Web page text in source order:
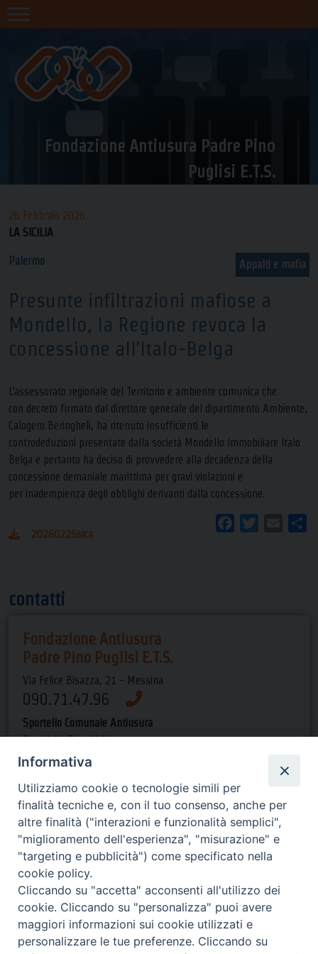
Skip
to
Fondazione Antiusura Padre Pino
Puglisi E.T.S.
contatti
Fondazione Antiusura
Padre Pino Puglisi E.T.S.
Via Felice Bisazza, 21 - Messina
090.71.47.96
Sportello Comunale Antiusura
P.za della Repubblica
(presso Pal. Satellite) - ME
Orari di apertura
dal lun al gio dalle 9 alle 13 e
dalle 15 alle 19, il ven dalle 9 alle 13-->
invia una email
26 Febbraio 2026
LA SICILIA
Appalti e mafia
Palermo
Presunte infiltrazioni mafiose a
Mondello, la Regione revoca la
concessione all’Italo-Belga
L’assessorato regionale del Territorio e ambiente comunica che
con decreto firmato dal direttore generale del dipartimento Ambiente,
Calogero Beringheli, ha ritenuto insufficienti le
controdeduzioni presentate dalla società Mondello Immobiliare Italo
Belga e pertanto ha deciso di provvedere alla decadenza della
concessione demaniale marittima per gravi violazioni e
per inadempienza degli obblighi derivanti dalla concessione.
Facebook Email
20260226sica
Informativa
Utilizziamo cookie o tecnologie simili per
finalità tecniche e, con il tuo consenso, anche per
altre finalità ("interazioni e funzionalità semplici",
"miglioramento dell'esperienza", "misurazione" e
"targeting e pubblicità") come specificato nella
cookie policy.
Cliccando su "accetta" acconsenti all'utilizzo dei
cookie. Cliccando su "personalizza" puoi avere
maggiori informazioni sui cookie utilizzati e
personalizzare le tue preferenze. Cliccando su